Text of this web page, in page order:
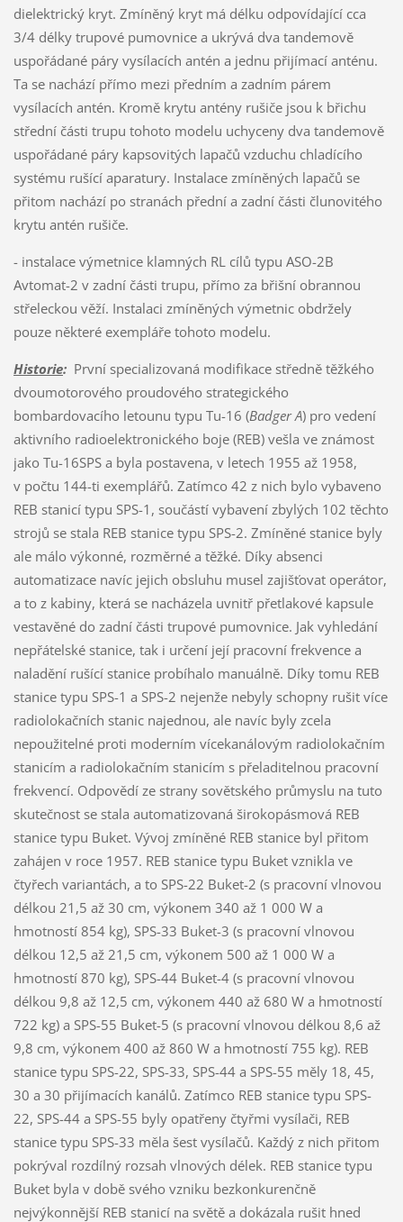
dielektrický kryt. Zmíněný kryt má délku odpovídající cca
3/4 délky trupové pumovnice a ukrývá dva tandemově
uspořádané páry vysílacích antén a jednu přijímací anténu.
Ta se nachází přímo mezi předním a zadním párem
vysílacích antén. Kromě krytu antény rušiče jsou k břichu
střední části trupu tohoto modelu uchyceny dva tandemově
uspořádané páry kapsovitých lapačů vzduchu chladícího
systému rušící aparatury. Instalace zmíněných lapačů se
přitom nachází po stranách přední a zadní části člunovitého
krytu antén rušiče.
- instalace výmetnice klamných RL cílů typu ASO-2B
Avtomat-2 v zadní části trupu, přímo za břišní obrannou
střeleckou věží. Instalaci zmíněných výmetnic obdržely
pouze některé exempláře tohoto modelu.
Historie:První specializovaná modifikace středně těžkého
dvoumotorového proudového strategického
bombardovacího letounu typu Tu-16 (Badger A) pro vedení
aktivního radioelektronického boje (REB) vešla ve známost
jako Tu-16SPS a byla postavena, v letech 1955 až 1958,
v počtu 144-ti exemplářů. Zatímco 42 z nich bylo vybaveno
REB stanicí typu SPS-1, součástí vybavení zbylých 102 těchto
strojů se stala REB stanice typu SPS-2. Zmíněné stanice byly
ale málo výkonné, rozměrné a těžké. Díky absenci
automatizace navíc jejich obsluhu musel zajišťovat operátor,
a to z kabiny, která se nacházela uvnitř přetlakové kapsule
vestavěné do zadní části trupové pumovnice. Jak vyhledání
nepřátelské stanice, tak i určení její pracovní frekvence a
naladění rušící stanice probíhalo manuálně. Díky tomu REB
stanice typu SPS-1 a SPS-2 nejenže nebyly schopny rušit více
radiolokačních stanic najednou, ale navíc byly zcela
nepoužitelné proti moderním vícekanálovým radiolokačním
stanicím a radiolokačním stanicím s přeladitelnou pracovní
frekvencí. Odpovědí ze strany sovětského průmyslu na tuto
skutečnost se stala automatizovaná širokopásmová REB
stanice typu Buket. Vývoj zmíněné REB stanice byl přitom
zahájen v roce 1957. REB stanice typu Buket vznikla ve
čtyřech variantách, a to SPS-22 Buket-2 (s pracovní vlnovou
délkou 21,5 až 30 cm, výkonem 340 až 1 000 W a
hmotností 854 kg), SPS-33 Buket-3 (s pracovní vlnovou
délkou 12,5 až 21,5 cm, výkonem 500 až 1 000 W a
hmotností 870 kg), SPS-44 Buket-4 (s pracovní vlnovou
délkou 9,8 až 12,5 cm, výkonem 440 až 680 W a hmotností
722 kg) a SPS-55 Buket-5 (s pracovní vlnovou délkou 8,6 až
9,8 cm, výkonem 400 až 860 W a hmotností 755 kg). REB
stanice typu SPS-22, SPS-33, SPS-44 a SPS-55 měly 18, 45,
30 a 30 přijímacích kanálů. Zatímco REB stanice typu SPS-
22, SPS-44 a SPS-55 byly opatřeny čtyřmi vysílači, REB
stanice typu SPS-33 měla šest vysílačů. Každý z nich přitom
pokrýval rozdílný rozsah vlnových délek. REB stanice typu
Buket byla v době svého vzniku bezkonkurenčně
nejvýkonnější REB stanicí na světě a dokázala rušit hned